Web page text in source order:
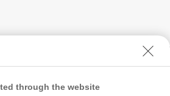
Conduct
through the website